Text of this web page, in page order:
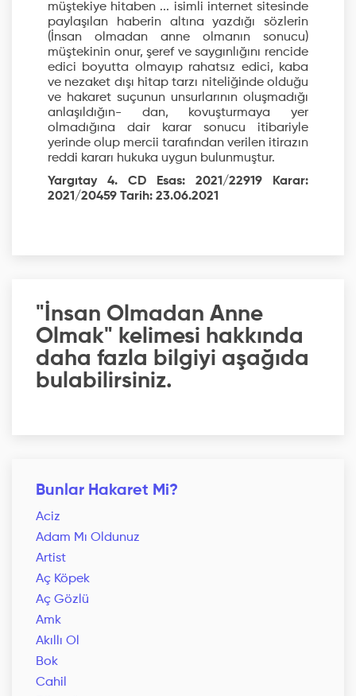
müştekiye hitaben ... isimli internet sitesinde
paylaşılan haberin altına yazdığı sözlerin
(İnsan olmadan anne olmanın sonucu)
müştekinin onur, şeref ve saygınlığını rencide
edici boyutta olmayıp rahatsız edici, kaba
ve nezaket dışı hitap tarzı niteliğinde olduğu
ve hakaret suçunun unsurlarının oluşmadığı
anlaşıldığın- dan, kovuşturmaya yer
olmadığına dair karar sonucu itibariyle
yerinde olup mercii tarafından verilen itirazın
reddi kararı hukuka uygun bulunmuştur.
Yargıtay 4. CD Esas: 2021/22919 Karar:
2021/20459 Tarih: 23.06.2021
"İnsan Olmadan Anne
Olmak" kelimesi hakkında
daha fazla bilgiyi aşağıda
bulabilirsiniz.
Bunlar Hakaret Mi?
Aciz
Adam Mı Oldunuz
Artist
Aç Köpek
Aç Gözlü
Amk
Akıllı Ol
Bok
Cahil